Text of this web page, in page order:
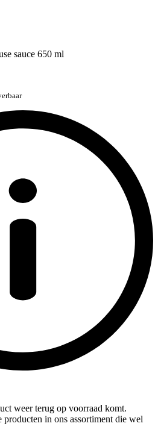
sauce 650 ml
weer terug op voorraad komt.
in ons assortiment die wel